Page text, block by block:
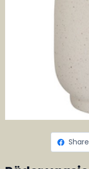
Share